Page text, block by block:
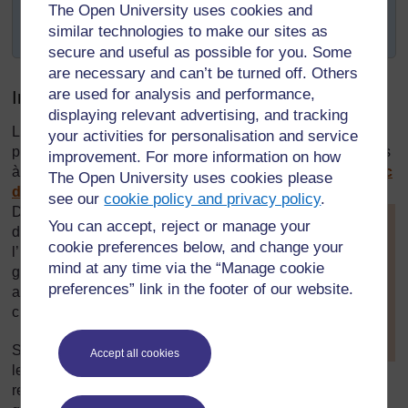
The Open University uses cookies and
similar technologies to make our sites as
secure and useful as possible for you. Some
are necessary and can’t be turned off. Others
are used for analysis and performance,
displaying relevant advertising, and tracking
your activities for personalisation and service
improvement. For more information on how
The Open University uses cookies please
see ourcookie policy and privacy policy.
You can accept, reject or manage your
cookie preferences below, and change your
mind at any time via the “Manage cookie
preferences” link in the footer of our website.
Accept all cookies
communauté,
organisé une assemblée à l'école.
Introduction
Les classes nombreuses présentent des défis particuliers
pour les enseignants – en particulier si ce sont des classes
à niveaux multiples (voirla ressource clé : Travailler avec
des classes à effectif lourd ou à niveaux multiples
la touche Ctrl
enfoncée et
cliquez sur un lien
pour l’ouvrir dans
Dans cette section, nous faisons
des suggestions quant à
l’utilisation de différents types de
gestion de classe destinés à
améliorer la compréhension de la
citoyenneté par les élèves.
Simplement parler aux élèves de
leurs rôles et de leurs
responsabilités en tant que citoyens aura moins d'impact